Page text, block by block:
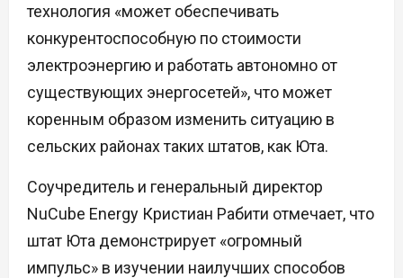
технология «может обеспечивать
конкурентоспособную по стоимости
электроэнергию и работать автономно от
существующих энергосетей», что может
коренным образом изменить ситуацию в
сельских районах таких штатов, как Юта.
Соучредитель и генеральный директор
NuCube Energy Кристиан Рабити отмечает, что
штат Юта демонстрирует «огромный
импульс» в изучении наилучших способов